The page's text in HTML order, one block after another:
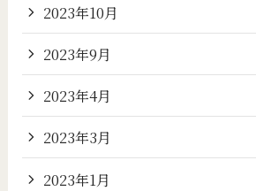
2023年10月
2023年9月
2023年4月
2023年3月
2023年1月